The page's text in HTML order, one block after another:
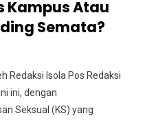
Kampus Atau
Semata?
Redaksi Isola Pos Redaksi
ini, dengan
Seksual (KS) yang